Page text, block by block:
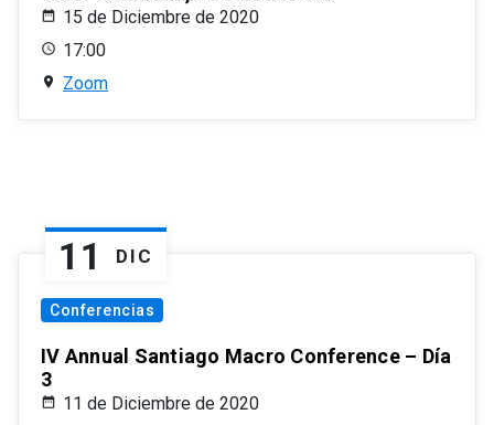
15 de Diciembre de 2020
17:00
Zoom
11 DIC
Conferencias
IV Annual Santiago Macro Conference – Día
3
11 de Diciembre de 2020